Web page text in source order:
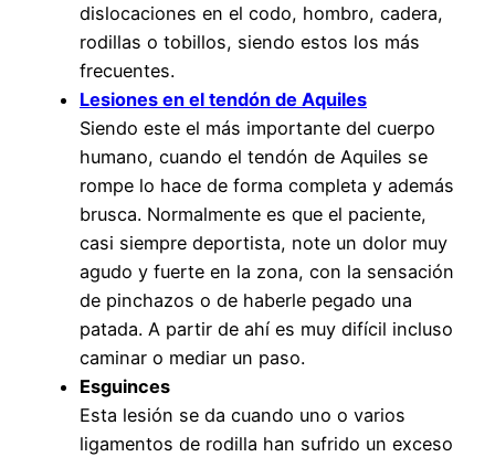
dislocaciones en el codo, hombro, cadera,
rodillas o tobillos, siendo estos los más
frecuentes.
Lesiones en el tendón de Aquiles
Siendo este el más importante del cuerpo
humano, cuando el tendón de Aquiles se
rompe lo hace de forma completa y además
brusca. Normalmente es que el paciente,
casi siempre deportista, note un dolor muy
agudo y fuerte en la zona, con la sensación
de pinchazos o de haberle pegado una
patada. A partir de ahí es muy difícil incluso
caminar o mediar un paso.
Esguinces
Esta lesión se da cuando uno o varios
ligamentos de rodilla han sufrido un exceso